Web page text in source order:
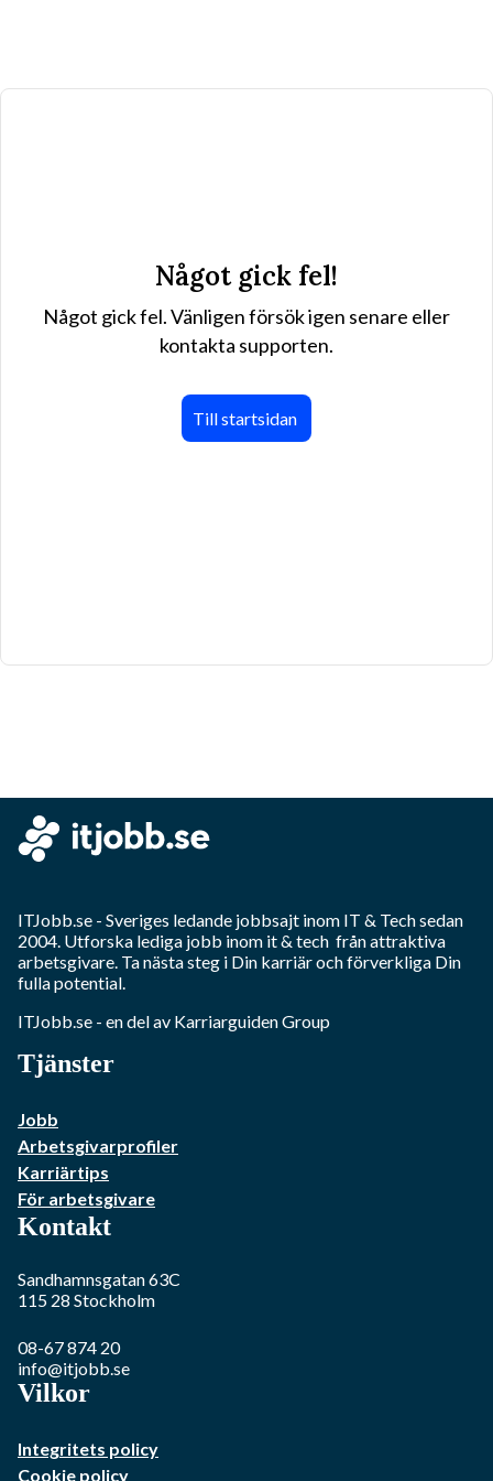
Något gick fel!
Något gick fel. Vänligen försök igen senare eller
kontakta supporten.
Till startsidan
ITJobb.se - Sveriges ledande jobbsajt inom IT & Techsedan
2004. Utforska lediga jobb inom it & tech från attraktiva
arbetsgivare. Ta nästa steg i Din karriär och förverkliga Din
fulla potential.
ITJobb.se - en del av Karriarguiden Group
Tjänster
Jobb
Arbetsgivarprofiler
Karriärtips
För arbetsgivare
Kontakt
Sandhamnsgatan 63C
115 28 Stockholm
08-67 874 20
info@itjobb.se
Vilkor
Integritets policy
Cookie policy